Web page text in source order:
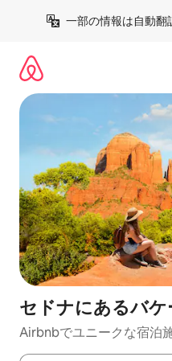
一部の情報は自動翻
セドナにあるバ
Airbnbでユニークな宿泊